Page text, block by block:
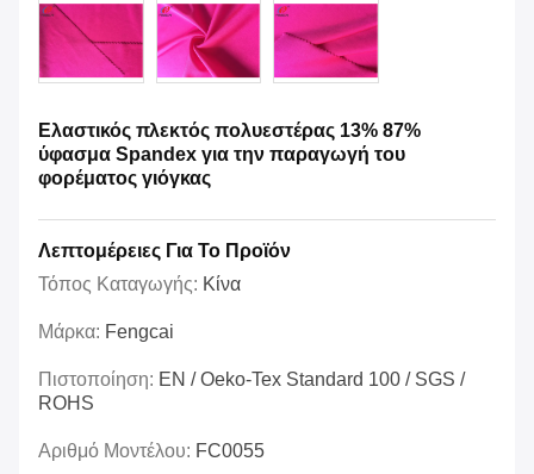
Ελαστικός πλεκτός πολυεστέρας 13% 87%
ύφασμα Spandex για την παραγωγή του
φορέματος γιόγκας
Λεπτομέρειες Για Το Προϊόν
Τόπος Καταγωγής: Κίνα
Μάρκα: Fengcai
Πιστοποίηση: EN / Oeko-Tex Standard 100 / SGS /
ROHS
Αριθμό Μοντέλου: FC0055